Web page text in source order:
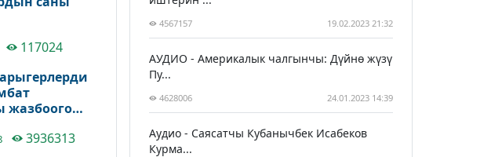
117024
жазбоого
3936313
4567157 19.02.2023 21:32
АУДИО - Америкалык чалгынчы: Дүйнө жүзү
Пу...
4628006 24.01.2023 14:39
Аудио - Саясатчы Кубанычбек Исабеков
Курма...